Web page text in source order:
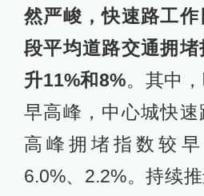
然严峻，快速路工
段平均道路交通拥
升11%和8%。其中
早高峰，中心城快
高峰拥堵指数较
6.0%、2.2%。持续